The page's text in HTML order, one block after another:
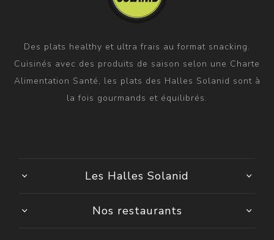
Des plats healthy et ultra frais au format snacking.
Cuisinés avec des produits de saison selon une Charte
Alimentation Santé, les plats des Halles Solanid sont à
la fois gourmands et équilibrés.
Les Halles Solanid
Nos restaurants